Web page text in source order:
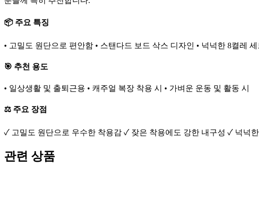
📦 주요 특징
• 고밀도 원단으로 편안함 • 스탠다드 보드 삭스 디자인 • 넉넉한 8켤레
🎯 추천 용도
• 일상생활 및 출퇴근용 • 캐주얼 복장 착용 시 • 가벼운 운동 및 활동 시
⚖️ 주요 장점
✓ 고밀도 원단으로 우수한 착용감 ✓ 잦은 착용에도 강한 내구성 ✓ 넉넉
관련 상품